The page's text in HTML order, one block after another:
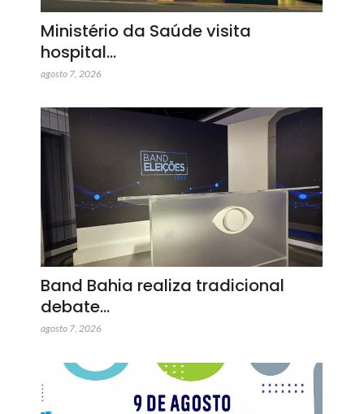
Ministério da Saúde visita
hospital…
agosto 7, 2026
Band Bahia realiza tradicional
debate…
agosto 7, 2026